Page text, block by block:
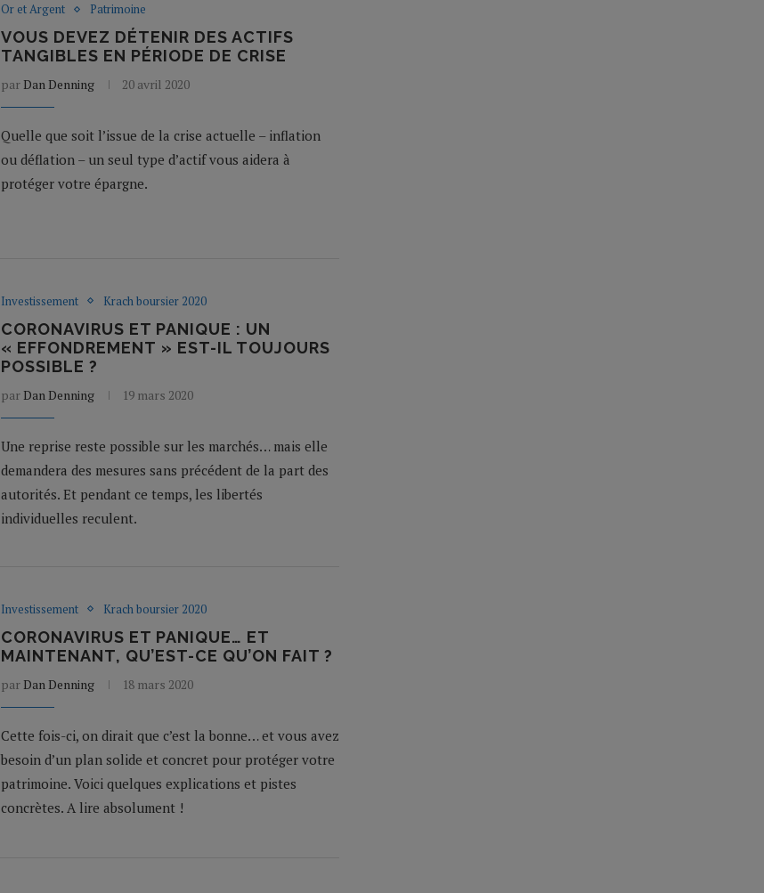
Or et Argent Patrimoine
VOUS DEVEZ DÉTENIR DES ACTIFS
TANGIBLES EN PÉRIODE DE CRISE
parDan Denning 20 avril 2020
Quelle que soit l’issue de la crise actuelle – inflation
ou déflation – un seul type d’actif vous aidera à
protéger votre épargne.
Investissement Krach boursier 2020
CORONAVIRUS ET PANIQUE : UN
« EFFONDREMENT » EST-IL TOUJOURS
POSSIBLE ?
par Dan Denning 19 mars 2020
Une reprise reste possible sur les marchés… mais elle
demandera des mesures sans précédent de la part des
autorités. Et pendant ce temps, les libertés
individuelles reculent.
Investissement Krach boursier 2020
CORONAVIRUS ET PANIQUE… ET
MAINTENANT, QU’EST-CE QU’ON FAIT ?
par Dan Denning 18 mars 2020
Cette fois-ci, on dirait que c’est la bonne… et vous avez
besoin d’un plan solide et concret pour protéger votre
patrimoine. Voici quelques explications et pistes
concrètes. A lire absolument !